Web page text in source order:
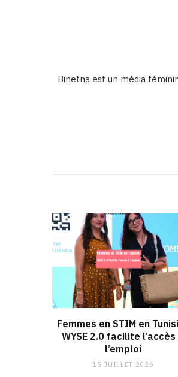
Binetna est un média
Femmes en STIM en
WYSE 2.0 facilite l’accès
l’emploi
15 JUILLET 2026